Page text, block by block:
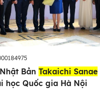
Bản Takaichi Sanae
học Quốc gia Hà Nội